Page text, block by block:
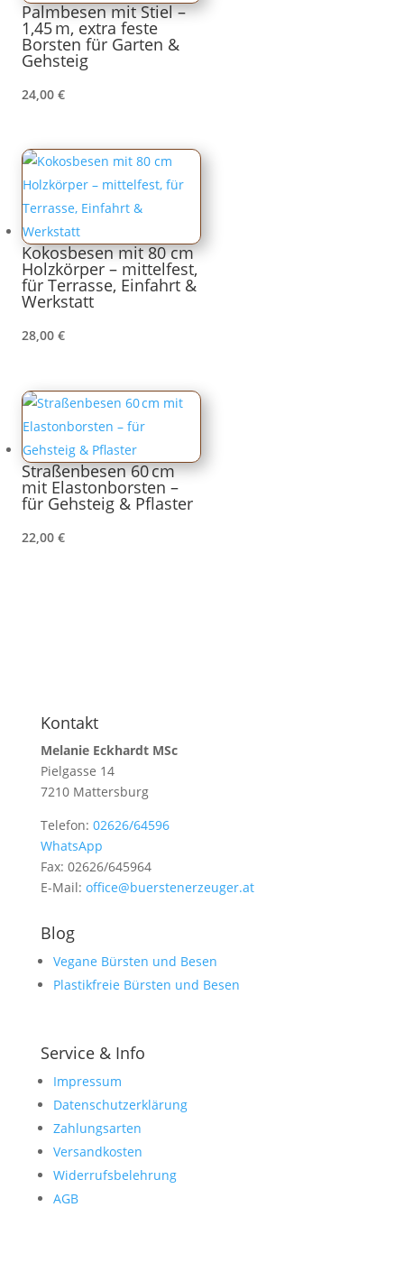
Palmbesen mit Stiel –
1,45 m, extra feste
Borsten für Garten &
Gehsteig
24,00 €
Kokosbesen mit 80 cm
Holzkörper – mittelfest,
für Terrasse, Einfahrt &
Werkstatt
28,00 €
Straßenbesen 60 cm
mit Elastonborsten –
für Gehsteig & Pflaster
22,00 €
Kontakt
Melanie Eckhardt MSc
Pielgasse 14
7210 Mattersburg
Telefon: 02626/64596
WhatsApp
Fax: 02626/645964
E-Mail: office@buerstenerzeuger.at
Blog
Vegane Bürsten und Besen
Plastikfreie Bürsten und Besen
Service & Info
Impressum
Datenschutzerklärung
Zahlungsarten
Versandkosten
Widerrufsbelehrung
AGB